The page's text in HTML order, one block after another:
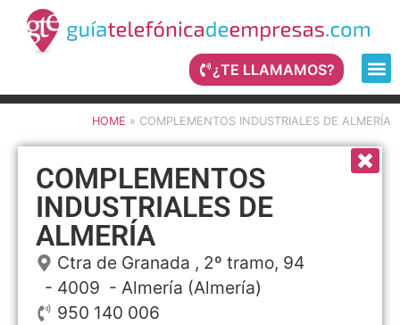
¿TE LLAMAMOS?
HOME » COMPLEMENTOS INDUSTRIALES DE ALMERÍA
COMPLEMENTOS
INDUSTRIALES DE
ALMERÍA
Ctra de Granada , 2º tramo, 94
- 4009 - Almería (Almería)
950 140 006